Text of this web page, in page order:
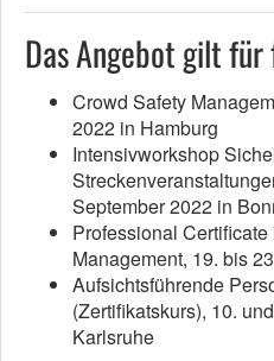
Das Angebot gilt für
Crowd Safety
2022 in Hamburg
Intensivworkshop
September 2022 in
Professional
Management, 19. bis
Aufsichtsführende
(Zertifikatskurs), 10.
Karlsruhe